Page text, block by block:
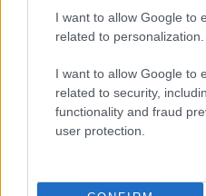
I want to allow Google to
related to personalization.
I want to allow Google to
related to security,
functionality and fraud
user protection.
vengono spesi i suoi
probabilmente, avrebbe